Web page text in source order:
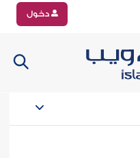
دخول